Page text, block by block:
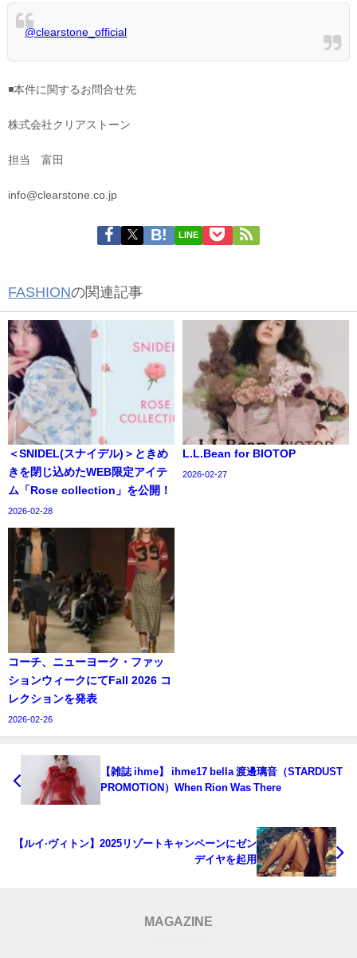
@clearstone_official
◾️本件に関するお問合せ先
株式会社クリアストーン
担当 富田
info@clearstone.co.jp
LINE
FASHIONの関連記事
＜SNIDEL(スナイデル)＞ときめ
きを閉じ込めたWEB限定アイテ
ム「Rose collection」を公開！
2026-02-28
L.L.Bean for BIOTOP
2026-02-27
コーチ、ニューヨーク・ファッ
ションウィークにてFall 2026 コ
レクションを発表
2026-02-26
【雑誌 ihme】 ihme17 bella 渡邊璃音（STARDUST
PROMOTION）When Rion Was There
【ルイ·ヴィトン】2025リゾートキャンペーンにゼン
デイヤを起用
MAGAZINE